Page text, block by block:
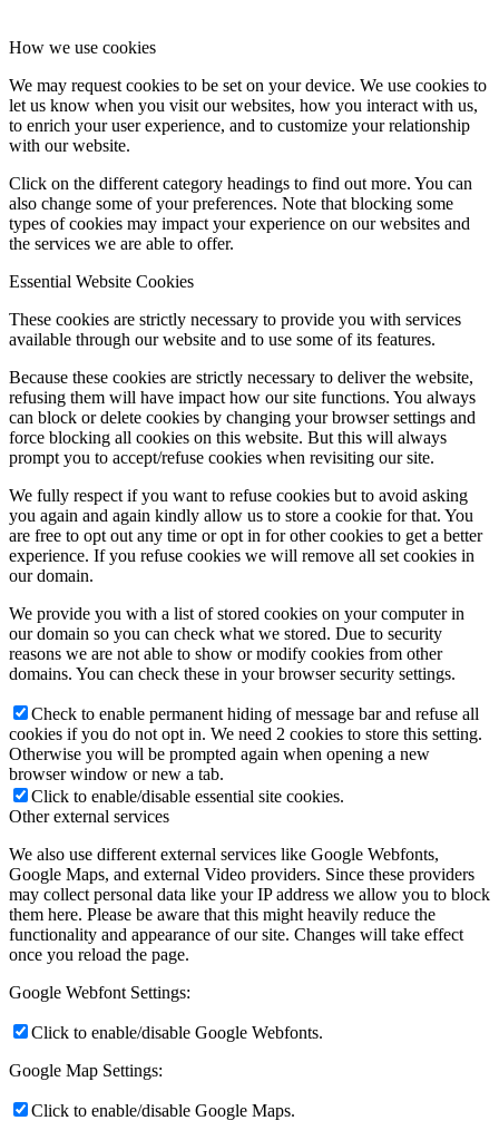
How we use cookies
We may request cookies to be set on your device. We use cookies to
let us know when you visit our websites, how you interact with us,
to enrich your user experience, and to customize your relationship
with our website.
Click on the different category headings to find out more. You can
also change some of your preferences. Note that blocking some
types of cookies may impact your experience on our websites and
the services we are able to offer.
Essential Website Cookies
These cookies are strictly necessary to provide you with services
available through our website and to use some of its features.
Because these cookies are strictly necessary to deliver the website,
refusing them will have impact how our site functions. You always
can block or delete cookies by changing your browser settings and
force blocking all cookies on this website. But this will always
prompt you to accept/refuse cookies when revisiting our site.
We fully respect if you want to refuse cookies but to avoid asking
you again and again kindly allow us to store a cookie for that. You
are free to opt out any time or opt in for other cookies to get a better
experience. If you refuse cookies we will remove all set cookies in
our domain.
We provide you with a list of stored cookies on your computer in
our domain so you can check what we stored. Due to security
reasons we are not able to show or modify cookies from other
domains. You can check these in your browser security settings.
Check to enable permanent hiding of message bar and refuse all
cookies if you do not opt in. We need 2 cookies to store this setting.
Otherwise you will be prompted again when opening a new
browser window or new a tab.
Click to enable/disable essential site cookies.
Other external services
We also use different external services like Google Webfonts,
Google Maps, and external Video providers. Since these providers
may collect personal data like your IP address we allow you to block
them here. Please be aware that this might heavily reduce the
functionality and appearance of our site. Changes will take effect
once you reload the page.
Google Webfont Settings:
Click to enable/disable Google Webfonts.
Google Map Settings:
Click to enable/disable Google Maps.